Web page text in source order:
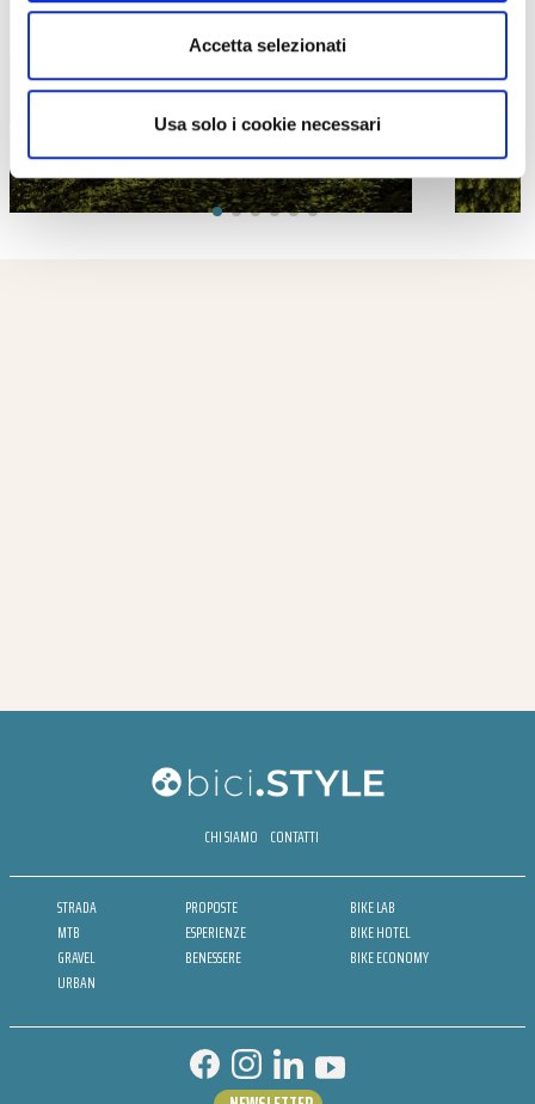
Accetta selezionati
Usa solo i cookie necessari
PROPOSTE
CHI SIAMO CONTATTI
STRADA
MTB
GRAVEL
URBAN
PROPOSTE
ESPERIENZE
BENESSERE
BIKE LAB
BIKE HOTEL
BIKE ECONOMY